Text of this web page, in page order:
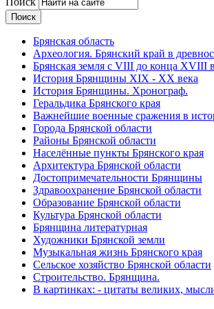
Брянская область
Археология. Брянский край в
Брянская земля с VIII до конца XVIII
История Брянщины XIX - XX века
История Брянщины. Хронограф.
Геральдика Брянского края
Важнейшие военные сражения в
Города Брянской области
Районы Брянской области
Населённые пункты Брянского края
Архитектура Брянской области
Достопримечательности Брянщины
Здравоохранение Брянской области
Образование Брянской области
Культура Брянской области
Брянщина литературная
Художники Брянской земли
Музыкальная жизнь Брянского края
Сельское хозяйство Брянской области
Строительство. Брянщина.
В картинках: - цитаты великих,